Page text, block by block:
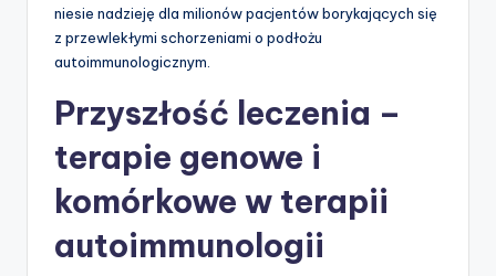
niesie nadzieję dla milionów pacjentów borykających się
z przewlekłymi schorzeniami o podłożu
autoimmunologicznym.
Przyszłość leczenia –
terapie genowe i
komórkowe w terapii
autoimmunologii